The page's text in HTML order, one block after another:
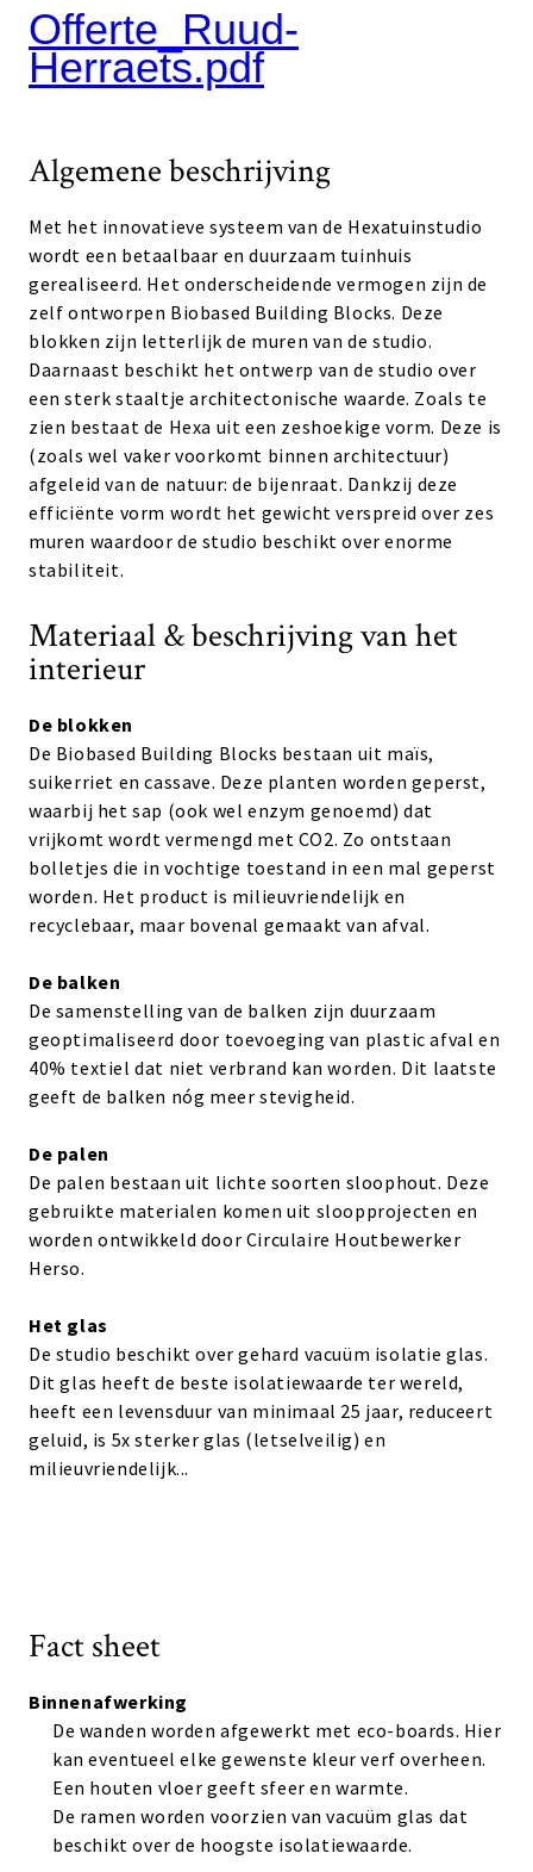
Offerte_Ruud-
Herraets.pdf
Algemene beschrijving
Met het innovatieve systeem van de Hexatuinstudio
wordt een betaalbaar en duurzaam tuinhuis
gerealiseerd. Het onderscheidende vermogen zijn de
zelf ontworpen Biobased Building Blocks. Deze
blokken zijn letterlijk de muren van de studio.
Daarnaast beschikt het ontwerp van de studio over
een sterk staaltje architectonische waarde. Zoals te
zien bestaat de Hexa uit een zeshoekige vorm. Deze is
(zoals wel vaker voorkomt binnen architectuur)
afgeleid van de natuur: de bijenraat. Dankzij deze
efficiënte vorm wordt het gewicht verspreid over zes
muren waardoor de studio beschikt over enorme
stabiliteit.
Materiaal & beschrijving van het
interieur
De blokken
De Biobased Building Blocks bestaan uit maïs,
suikerriet en cassave. Deze planten worden geperst,
waarbij het sap (ook wel enzym genoemd) dat
vrijkomt wordt vermengd met CO2. Zo ontstaan
bolletjes die in vochtige toestand in een mal geperst
worden. Het product is milieuvriendelijk en
recyclebaar, maar bovenal gemaakt van afval.
De balken
De samenstelling van de balken zijn duurzaam
geoptimaliseerd door toevoeging van plastic afval en
40% textiel dat niet verbrand kan worden. Dit laatste
geeft de balken nóg meer stevigheid.
De palen
De palen bestaan uit lichte soorten sloophout. Deze
gebruikte materialen komen uit sloopprojecten en
worden ontwikkeld door Circulaire Houtbewerker
Herso.
Het glas
De studio beschikt over gehard vacuüm isolatie glas.
Dit glas heeft de beste isolatiewaarde ter wereld,
heeft een levensduur van minimaal 25 jaar, reduceert
geluid, is 5x sterker glas (letselveilig) en
milieuvriendelijk...
Fact sheet
Binnenafwerking
De wanden worden afgewerkt met eco-boards. Hier
kan eventueel elke gewenste kleur verf overheen.
Een houten vloer geeft sfeer en warmte.
De ramen worden voorzien van vacuüm glas dat
beschikt over de hoogste isolatiewaarde.